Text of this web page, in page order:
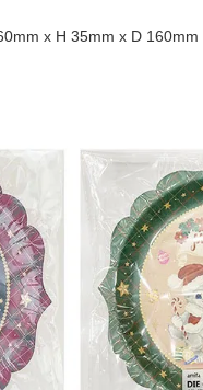
x H 35mm x D 160mm